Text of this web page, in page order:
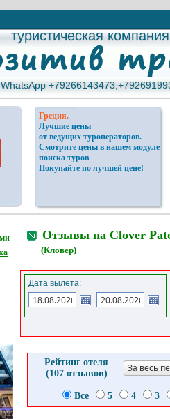
туристическая компания
туристическая компания
Греция.
Лучшие цены
от ведущих туроператоров.
Смотрите цены в нашем модуле
поиска туров
Покупайте по лучшей цене!
Отзывы на Clover
(Кловер)
Дата вылета:
Рейтинг отеля
(107 отзывов)
За весь
Все 5 4 3